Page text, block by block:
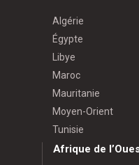
Algérie
Égypte
Libye
Maroc
Mauritanie
Moyen-Orient
Tunisie
Afrique de